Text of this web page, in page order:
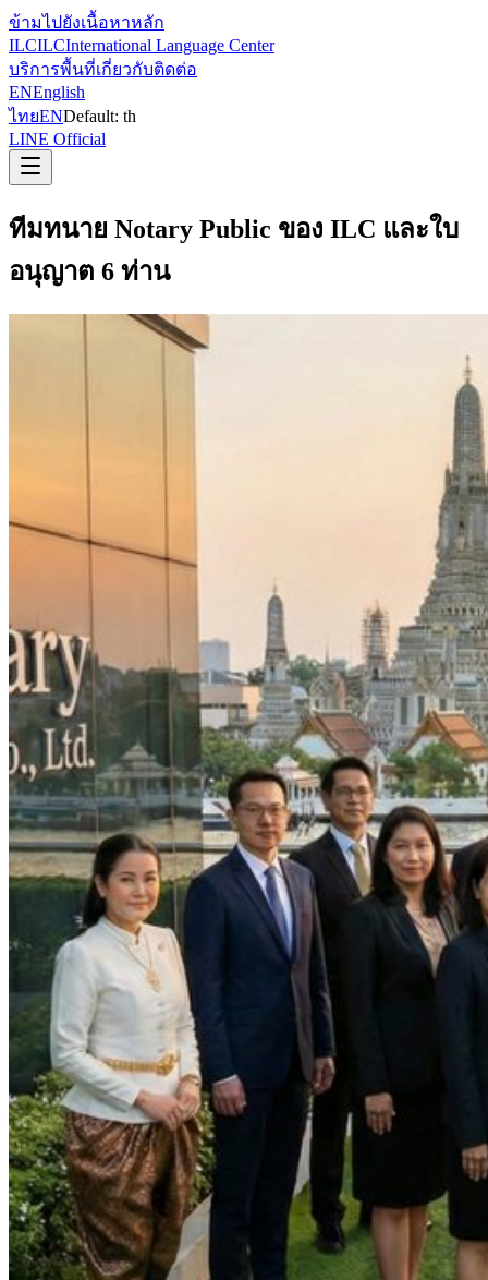
ข้ามไปยังเนื้อหาหลัก
ILCILCInternational Language Center
บริการพื้นที่เกี่ยวกับติดต่อ
ENEnglish
ไทยENDefault: th
LINE Official
ทีมทนาย Notary Public ของ ILC และใบ
อนุญาต 6 ท่าน